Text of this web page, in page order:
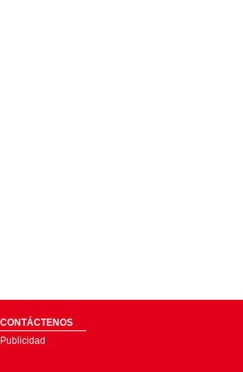
CONTÁCTENOS
Publicidad